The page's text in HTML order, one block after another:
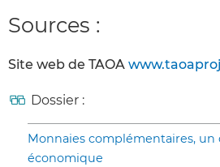
Sources :
Site web de TAOA
Dossier :
Monnaies complémentaires,
économique